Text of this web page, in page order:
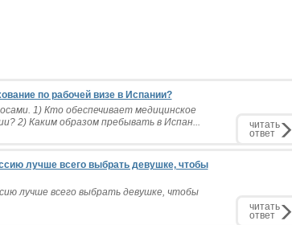
по рабочей визе в Испании?
1) Кто обеспечивает медицинское
2) Каким образом пребывать в Испан...
читать
ответ
лучше всего выбрать девушке, чтобы
лучше всего выбрать девушке, чтобы
читать
ответ